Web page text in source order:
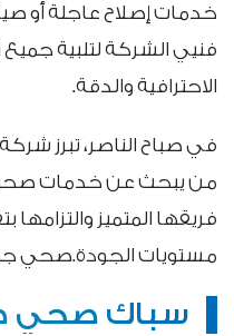
خدمات إصلاح عاجلة أو
فنيي الشركة لتلبية
الاحترافية والدقة.
في صباح الناصر، تبرز
من يبحث عن خدمات
فريقها المتميز
مستويات الجودة.صحي
سباك صحي